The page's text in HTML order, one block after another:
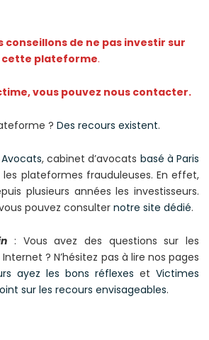
conseillons de ne pas investir sur
cette plateforme.
vous pouvez nous contacter.
? Des recours existent.
Avocats, cabinet d’avocats basé à Paris
plateformes frauduleuses. En effet,
plusieurs années les investisseurs.
pouvez consulter notre site dédié.
: Vous avez des questions sur les
? N’hésitez pas à lire nos pages
ayez les bons réflexes et Victimes
sur les recours envisageables.